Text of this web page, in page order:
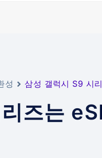
성 삼성 갤럭시 S9 시
즈는